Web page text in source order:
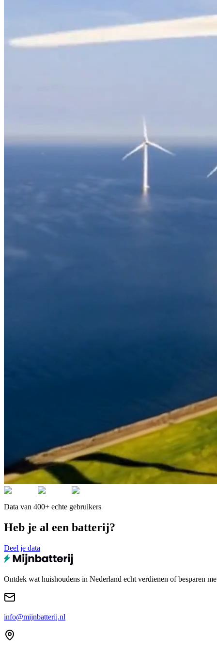
Data van 400+ echte gebruikers
Heb je al een batterij?
Deel je data
Ontdek wat huishoudens in Nederland echt verdienen of besparen
info@mijnbatterij.nl